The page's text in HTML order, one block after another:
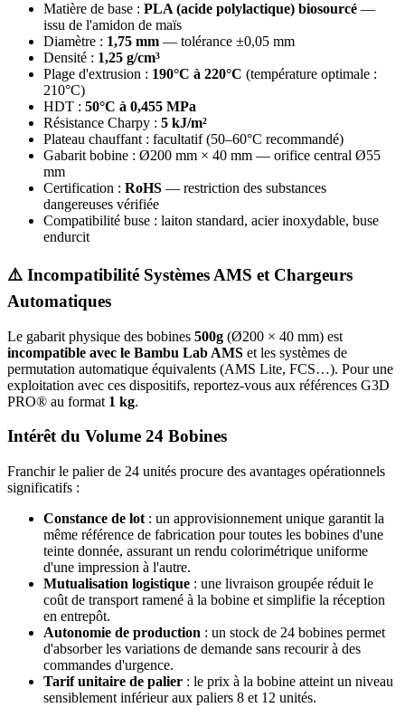
Matière de base : PLA (acide polylactique) biosourcé —
issu de l'amidon de maïs
Diamètre : 1,75 mm — tolérance ±0,05 mm
Densité : 1,25 g/cm³
Plage d'extrusion : 190°C à 220°C (température optimale :
210°C)
HDT : 50°C à 0,455 MPa
Résistance Charpy : 5 kJ/m²
Plateau chauffant : facultatif (50–60°C recommandé)
Gabarit bobine : Ø200 mm × 40 mm — orifice central Ø55
mm
Certification : RoHS — restriction des substances
dangereuses vérifiée
Compatibilité buse : laiton standard, acier inoxydable, buse
endurcit
⚠️ Incompatibilité Systèmes AMS et Chargeurs
Automatiques
Le gabarit physique des bobines 500g (Ø200 × 40 mm) est
incompatible avec le Bambu Lab AMS et les systèmes de
permutation automatique équivalents (AMS Lite, FCS…). Pour une
exploitation avec ces dispositifs, reportez-vous aux références G3D
PRO® au format 1 kg.
Intérêt du Volume 24 Bobines
Franchir le palier de 24 unités procure des avantages opérationnels
significatifs :
Constance de lot : un approvisionnement unique garantit la
même référence de fabrication pour toutes les bobines d'une
teinte donnée, assurant un rendu colorimétrique uniforme
d'une impression à l'autre.
Mutualisation logistique : une livraison groupée réduit le
coût de transport ramené à la bobine et simplifie la réception
en entrepôt.
Autonomie de production : un stock de 24 bobines permet
d'absorber les variations de demande sans recourir à des
commandes d'urgence.
Tarif unitaire de palier : le prix à la bobine atteint un niveau
sensiblement inférieur aux paliers 8 et 12 unités.